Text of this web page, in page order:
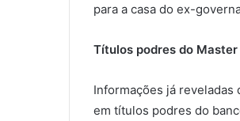
para a casa do ex-
Títulos podres do Master
Informações já reveladas
em títulos podres do